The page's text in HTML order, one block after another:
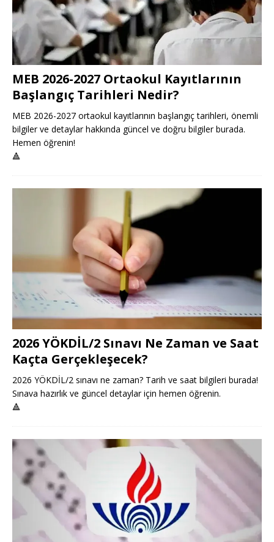
MEB 2026-2027 Ortaokul Kayıtlarının
Başlangıç Tarihleri Nedir?
MEB 2026-2027 ortaokul kayıtlarının başlangıç tarihleri, önemli
bilgiler ve detaylar hakkında güncel ve doğru bilgiler burada.
Hemen öğrenin!
🔺
2026 YÖKDİL/2 Sınavı Ne Zaman ve Saat
Kaçta Gerçekleşecek?
2026 YÖKDİL/2 sınavı ne zaman? Tarih ve saat bilgileri burada!
Sınava hazırlık ve güncel detaylar için hemen öğrenin.
🔺